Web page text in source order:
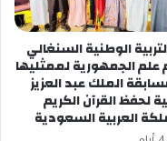
الوطنية السنغالي
الجمهورية لممثليها
الملك عبد العزيز
لحفظ القرآن الكريم
العربية السعودية